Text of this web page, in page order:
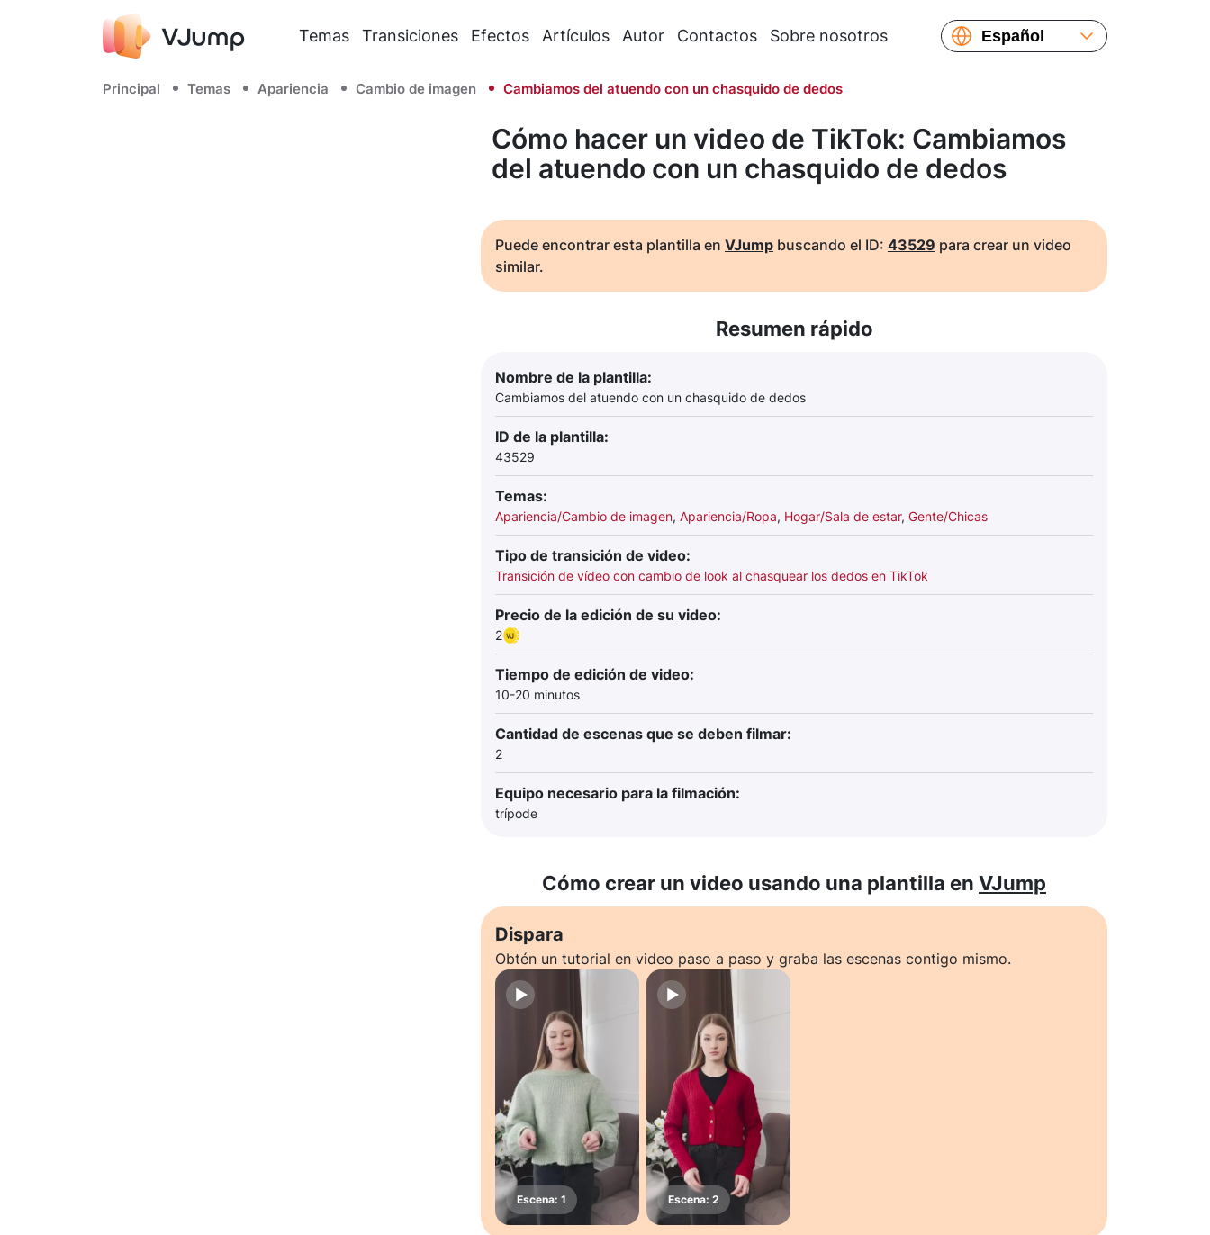
Temas Transiciones Efectos Artículos Autor Contactos Sobre nosotros
Español
Français
繁體中文
Principal Temas Apariencia Cambio de imagen Cambiamos del atuendo con un chasquido de dedos
Cómo hacer un video de TikTok: Cambiamos
del atuendo con un chasquido de dedos
Puede encontrar esta plantilla en VJump buscando el ID: 43529 para crear un video
similar.
Resumen rápido
Nombre de la plantilla:
Cambiamos del atuendo con un chasquido de dedos
ID de la plantilla:
43529
Temas:
Apariencia/Cambio de imagen, Apariencia/Ropa, Hogar/Sala de estar, Gente/Chicas
Tipo de transición de video:
Transición de vídeo con cambio de look al chasquear los dedos en TikTok
Precio de la edición de su video:
2
Tiempo de edición de video:
10-20 minutos
Cantidad de escenas que se deben filmar:
2
Equipo necesario para la filmación:
trípode
Cómo crear un video usando una plantilla en VJump
Dispara
Obtén un tutorial en video paso a paso y graba las escenas contigo mismo.